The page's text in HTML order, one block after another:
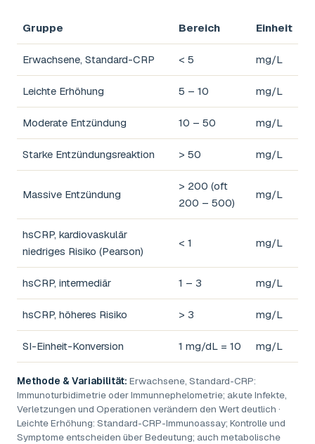
Gruppe Bereich Einheit
Erwachsene, Standard-CRP < 5 mg/L
Leichte Erhöhung 5 – 10 mg/L
Moderate Entzündung 10 – 50 mg/L
Starke Entzündungsreaktion > 50 mg/L
Massive Entzündung
> 200 (oft
200 – 500)
mg/L
hsCRP, kardiovaskulär
niedriges Risiko (Pearson)
< 1 mg/L
hsCRP, intermediär 1 – 3 mg/L
hsCRP, höheres Risiko > 3 mg/L
SI-Einheit-Konversion 1 mg/dL = 10 mg/L
Methode & Variabilität: Erwachsene, Standard-CRP:
Immunoturbidimetrie oder Immunnephelometrie; akute Infekte,
Verletzungen und Operationen verändern den Wert deutlich ·
Leichte Erhöhung: Standard-CRP-Immunoassay; Kontrolle und
Symptome entscheiden über Bedeutung; auch metabolische